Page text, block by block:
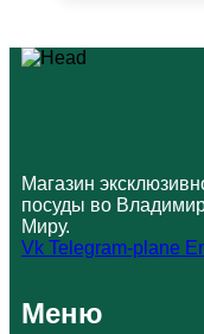
Магазин
посуды во
Миру.
Vk Telegram-plane
Меню